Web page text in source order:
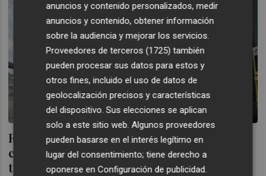
Reciplasa analizará residuos de los
contenedores marrones para establecer la
tasa de cada municipio
anuncios y contenido personalizados, medir
anuncios y contenido, obtener información
sobre la audiencia y mejorar los servicios.
Proveedores de terceros (1725) también
pueden procesar sus datos para estos y
otros fines, incluido el uso de datos de
geolocalización precisos y características
del dispositivo. Sus elecciones se aplican
solo a este sitio web. Algunos proveedores
pueden basarse en el interés legítimo en
lugar del consentimiento; tiene derecho a
oponerse enConfiguración de publicidad.